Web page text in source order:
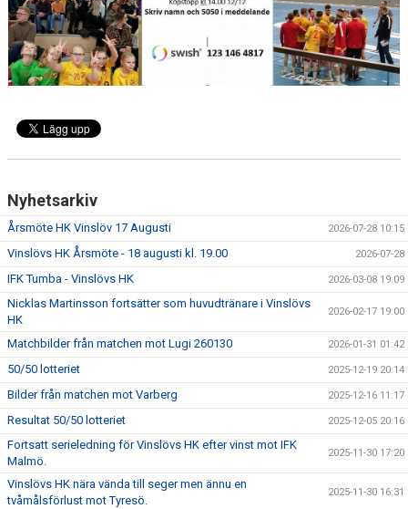
VFC CUPEN
VHK SOCIALA MEDIER
TEAM 500
DAMERNAS RESULTAT & TABELL
Nyhetsarkiv
Årsmöte HK Vinslöv 17 Augusti 2026-07-28 10:15
Vinslövs HK Årsmöte - 18 augusti kl. 19.00 2026-07-28
IFK Tumba - Vinslövs HK 2026-03-08 19:09
Nicklas Martinsson fortsätter som huvudtränare i Vinslövs
HK
2026-02-17 19:00
Matchbilder från matchen mot Lugi 260130 2026-01-31 01:42
50/50 lotteriet 2025-12-19 20:14
Bilder från matchen mot Varberg 2025-12-16 11:17
Resultat 50/50 lotteriet 2025-12-05 20:16
Fortsatt serieledning för Vinslövs HK efter vinst mot IFK
Malmö.
2025-11-30 17:20
Vinslövs HK nära vända till seger men ännu en
tvåmålsförlust mot Tyresö.
2025-11-30 16:31